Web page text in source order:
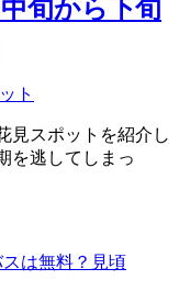
旬から下旬
ト
見スポットを紹介し
を逃してしまっ